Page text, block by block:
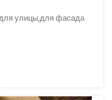
улицы,для фасада